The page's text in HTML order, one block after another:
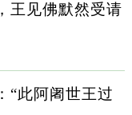
王见佛默然受请
“此阿阇世王过